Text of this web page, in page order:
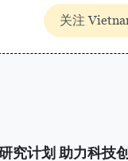
关注
究计划 助力科技